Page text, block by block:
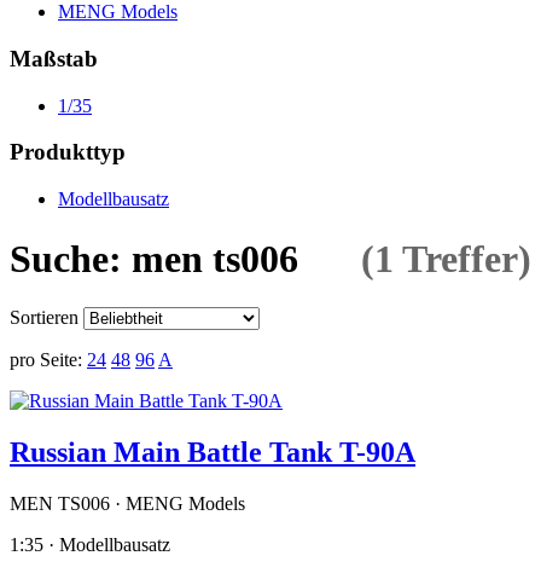
MENG Models
Maßstab
1/35
Produkttyp
Modellbausatz
Suche: men ts006 (1 Treffer)
Sortieren
pro Seite: 24 48 96 A
Russian Main Battle Tank T-90A
MEN TS006 · MENG Models
1:35 · Modellbausatz